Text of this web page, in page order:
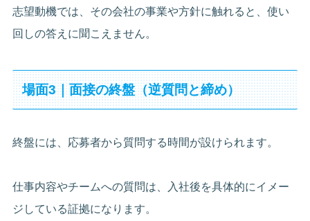
志望動機では、その会社の事業や方針に触れると、使い
回しの答えに聞こえません。
場面3｜面接の終盤（逆質問と締め）
終盤には、応募者から質問する時間が設けられます。
仕事内容やチームへの質問は、入社後を具体的にイメー
ジしている証拠になります。